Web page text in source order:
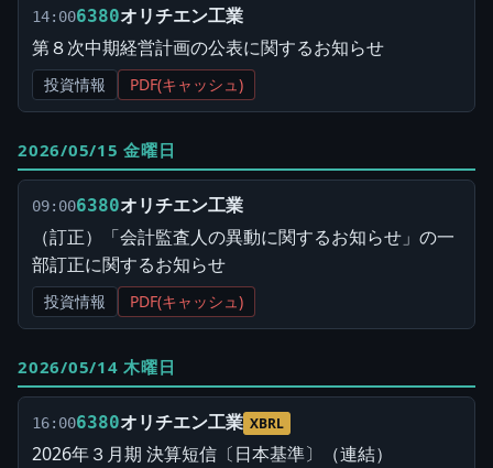
14:006380オリチエン工業
第８次中期経営計画の公表に関するお知らせ
投資情報 PDF(キャッシュ)
2026/05/15 金曜日
09:006380オリチエン工業
（訂正）「会計監査人の異動に関するお知らせ」の一
部訂正に関するお知らせ
投資情報 PDF(キャッシュ)
2026/05/14 木曜日
16:006380オリチエン工業 XBRL
2026年３月期 決算短信〔日本基準〕（連結）